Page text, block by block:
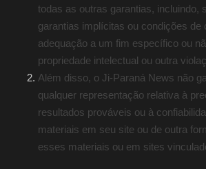
todas as outras garantias, incluindo,
garantias implícitas ou condições de
adequação a um fim específico ou
propriedade intelectual ou outra
Além disso, o Ji-Paraná News não
qualquer representação relativa à
resultados prováveis ​​ou à
materiais em seu site ou de outra
esses materiais ou em sites